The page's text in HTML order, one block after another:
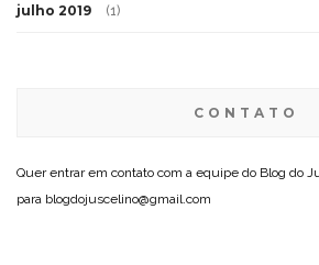
julho 2019 (1)
CONTATO
Quer entrar em contato com a equipe do Blog do
para blogdojuscelino@gmail.com